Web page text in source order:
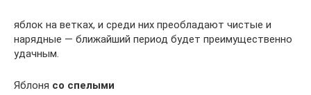
яблок на ветках, и среди них преобладают чистые и
нарядные — ближайший период будет преимущественно
удачным.
Яблоня со спелыми